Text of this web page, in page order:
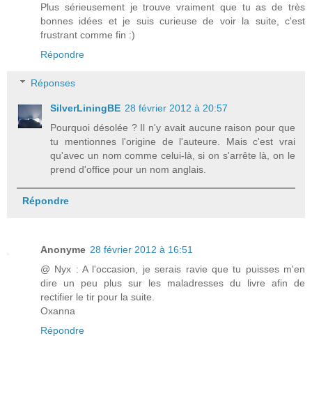
Plus sérieusement je trouve vraiment que tu as de très
bonnes idées et je suis curieuse de voir la suite, c'est
frustrant comme fin :)
Répondre
Réponses
SilverLiningBE 28 février 2012 à 20:57
Pourquoi désolée ? Il n'y avait aucune raison pour que
tu mentionnes l'origine de l'auteure. Mais c'est vrai
qu'avec un nom comme celui-là, si on s'arrête là, on le
prend d'office pour un nom anglais.
Répondre
Anonyme 28 février 2012 à 16:51
@ Nyx : A l'occasion, je serais ravie que tu puisses m'en
dire un peu plus sur les maladresses du livre afin de
rectifier le tir pour la suite.
Oxanna
Répondre